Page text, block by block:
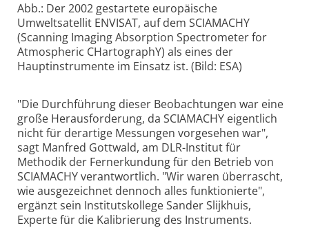
Abb.: Der 2002 gestartete europäische
Umweltsatellit ENVISAT, auf dem SCIAMACHY
(Scanning Imaging Absorption Spectrometer for
Atmospheric CHartographY) als eines der
Hauptinstrumente im Einsatz ist. (Bild: ESA)
"Die Durchführung dieser Beobachtungen war eine
große Herausforderung, da SCIAMACHY eigentlich
nicht für derartige Messungen vorgesehen war",
sagt Manfred Gottwald, am DLR-Institut für
Methodik der Fernerkundung für den Betrieb von
SCIAMACHY verantwortlich. "Wir waren überrascht,
wie ausgezeichnet dennoch alles funktionierte",
ergänzt sein Institutskollege Sander Slijkhuis,
Experte für die Kalibrierung des Instruments.